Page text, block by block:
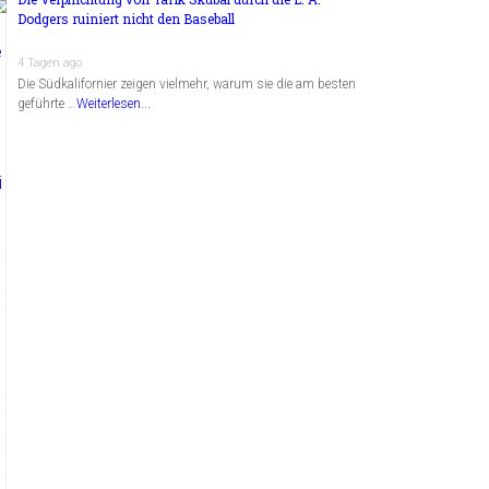
Dodgers ruiniert nicht den Baseball
4 Tagen ago
Die Südkalifornier zeigen vielmehr, warum sie die am besten
geführte …Weiterlesen...